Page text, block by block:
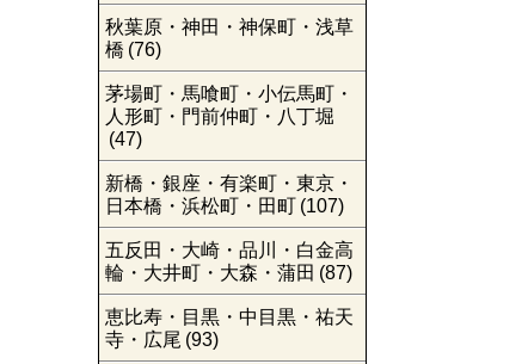
秋葉原・神田・神保町・浅草
橋 (76)
茅場町・馬喰町・小伝馬町・
人形町・門前仲町・八丁堀
(47)
新橋・銀座・有楽町・東京・
日本橋・浜松町・田町 (107)
五反田・大崎・品川・白金高
輪・大井町・大森・蒲田 (87)
恵比寿・目黒・中目黒・祐天
寺・広尾 (93)